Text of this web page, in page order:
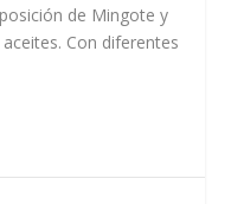
de Mingote y
Con diferentes